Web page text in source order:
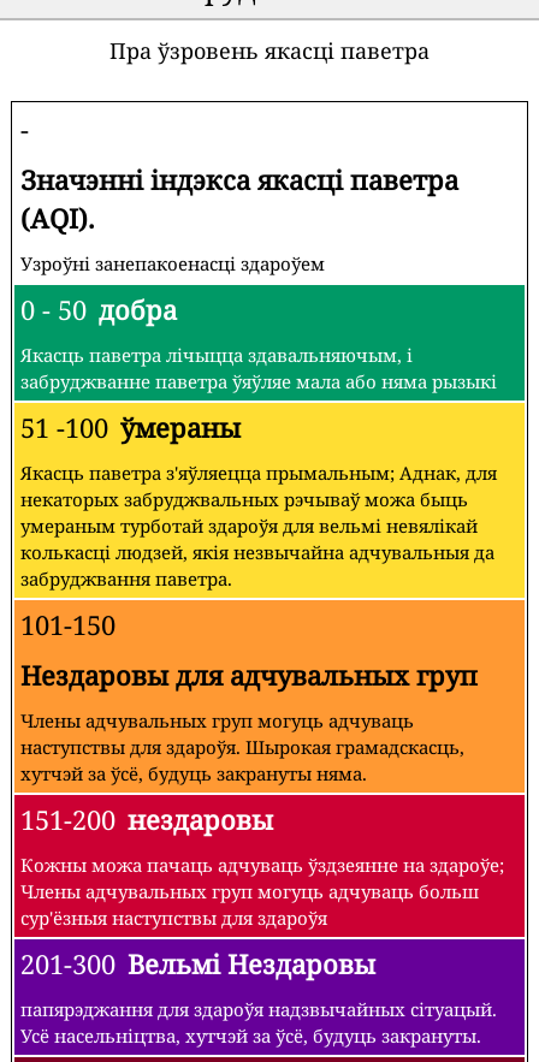
Пра ўзровень якасці паветра
-
Значэнні індэкса якасці паветра
(AQI).
Узроўні занепакоенасці здароўем
0 - 50 добра
Якасць паветра лічыцца здавальняючым, і
забруджванне паветра ўяўляе мала або няма рызыкі
51 -100 ўмераны
Якасць паветра з'яўляецца прымальным; Аднак, для
некаторых забруджвальных рэчываў можа быць
умераным турботай здароўя для вельмі невялікай
колькасці людзей, якія незвычайна адчувальныя да
забруджвання паветра.
101-150
Нездаровы для адчувальных груп
Члены адчувальных груп могуць адчуваць
наступствы для здароўя. Шырокая грамадскасць,
хутчэй за ўсё, будуць закрануты няма.
151-200 нездаровы
Кожны можа пачаць адчуваць ўздзеянне на здароўе;
Члены адчувальных груп могуць адчуваць больш
сур'ёзныя наступствы для здароўя
201-300 Вельмі Нездаровы
папярэджання для здароўя надзвычайных сітуацый.
Усё насельніцтва, хутчэй за ўсё, будуць закрануты.